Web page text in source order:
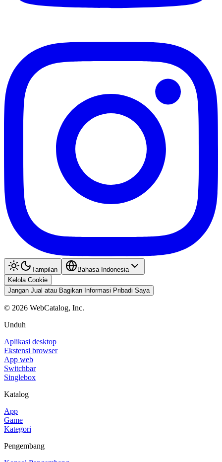
Tampilan
Bahasa Indonesia
Kelola Cookie
Jangan Jual atau Bagikan Informasi Pribadi Saya
© 2026 WebCatalog, Inc.
Unduh
Aplikasi desktop
Ekstensi browser
App web
Switchbar
Singlebox
Katalog
App
Game
Kategori
Pengembang